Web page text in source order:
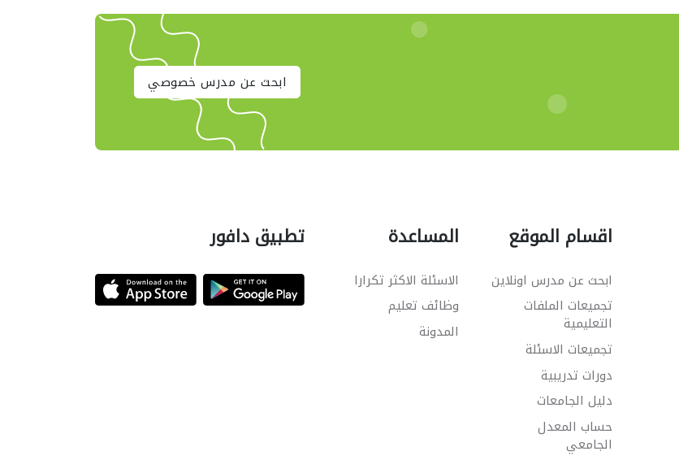
ابحث عن مدرس خصوصي
اقسام الموقع
ابحث عن مدرس اونلاين
تجميعات الملفات
التعليمية
تجميعات الاسئلة
دورات تدريبية
دليل الجامعات
حساب المعدل
الجامعي
المساعدة
الاسئلة الاكثر تكرارا
وظائف تعليم
المدونة
تطبيق دافور